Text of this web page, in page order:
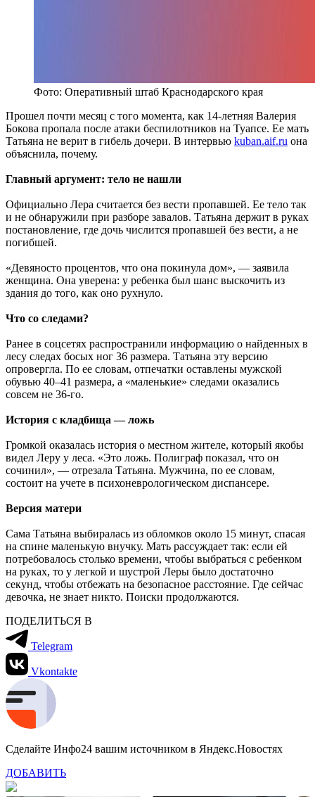
Фото: Оперативный штаб Краснодарского края
Прошел почти месяц с того момента, как 14-летняя Валерия
Бокова пропала после атаки беспилотников на Туапсе. Ее мать
Татьяна не верит в гибель дочери. В интервью kuban.aif.ru она
объяснила, почему.
Главный аргумент: тело не нашли
Официально Лера считается без вести пропавшей. Ее тело так
и не обнаружили при разборе завалов. Татьяна держит в руках
постановление, где дочь числится пропавшей без вести, а не
погибшей.
«Девяносто процентов, что она покинула дом», — заявила
женщина. Она уверена: у ребенка был шанс выскочить из
здания до того, как оно рухнуло.
Что со следами?
Ранее в соцсетях распространили информацию о найденных в
лесу следах босых ног 36 размера. Татьяна эту версию
опровергла. По ее словам, отпечатки оставлены мужской
обувью 40–41 размера, а «маленькие» следами оказались
совсем не 36-го.
История с кладбища — ложь
Громкой оказалась история о местном жителе, который якобы
видел Леру у леса. «Это ложь. Полиграф показал, что он
сочинил», — отрезала Татьяна. Мужчина, по ее словам,
состоит на учете в психоневрологическом диспансере.
Версия матери
Сама Татьяна выбиралась из обломков около 15 минут, спасая
на спине маленькую внучку. Мать рассуждает так: если ей
потребовалось столько времени, чтобы выбраться с ребенком
на руках, то у легкой и шустрой Леры было достаточно
секунд, чтобы отбежать на безопасное расстояние. Где сейчас
девочка, не знает никто. Поиски продолжаются.
ПОДЕЛИТЬСЯ В
Telegram
Vkontakte
Сделайте Инфо24 вашим источником в Яндекс.Новостях
ДОБАВИТЬ